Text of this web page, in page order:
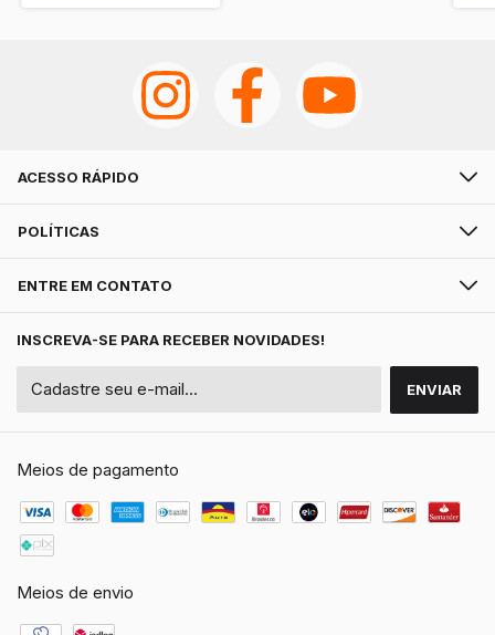
ACESSO RÁPIDO
POLÍTICAS
ENTRE EM CONTATO
INSCREVA-SE PARA RECEBER NOVIDADES!
Meios de pagamento
Meios de envio